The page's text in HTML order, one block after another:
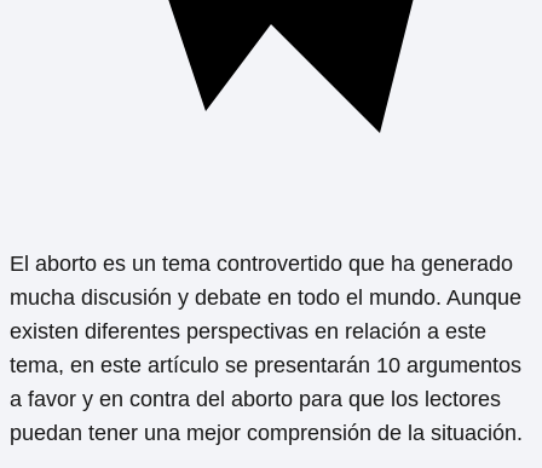
El aborto es un tema controvertido que ha generado
mucha discusión y debate en todo el mundo. Aunque
existen diferentes perspectivas en relación a este
tema, en este artículo se presentarán 10 argumentos
a favor y en contra del aborto para que los lectores
puedan tener una mejor comprensión de la situación.